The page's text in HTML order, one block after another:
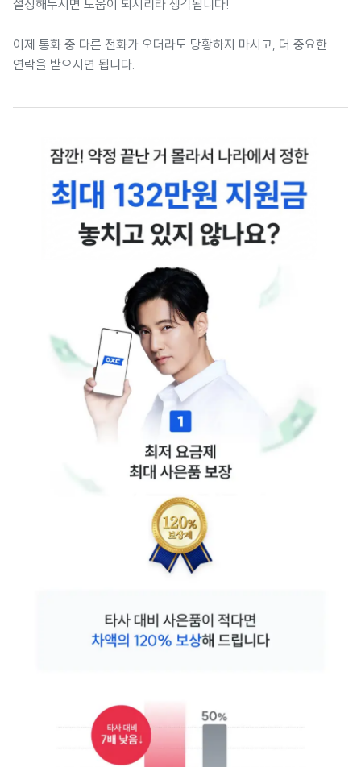
설정해두시면 도움이 되시리라 생각됩니다!
이제 통화 중 다른 전화가 오더라도 당황하지 마시고, 더 중요한
연락을 받으시면 됩니다.